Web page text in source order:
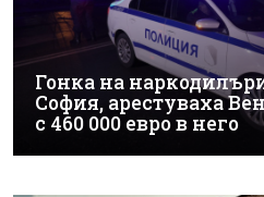
Гонка на
София, арестуваха
с 460 000 евро в него